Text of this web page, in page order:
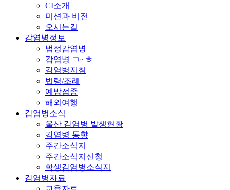
CI소개
미션과 비전
오시는길
감염병정보
법정감염병
감염병 ㄱ~ㅎ
감염병지침
법령/조례
예방접종
해외여행
감염병소식
울산 감염병 발생현황
감염병 동향
주간소식지
주간소식지신청
학생감염병소식지
감염병자료